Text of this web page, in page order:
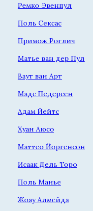
Ремко Эвенпул
Поль Сексас
Примож Роглич
Матье ван дер Пул
Ваут ван Арт
Мадс Педерсен
Адам Йейтс
Хуан Аюсо
Маттео Йоргенсон
Исаак Дель Торо
Поль Манье
Жоау Алмейда